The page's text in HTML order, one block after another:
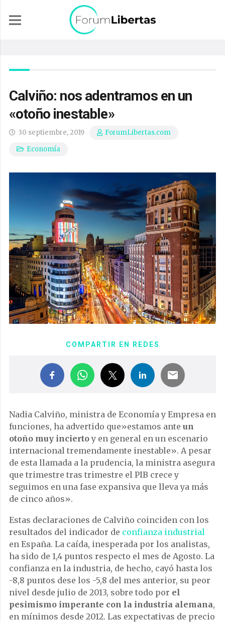
Calviño: nos adentramos en un
«otoño inestable»
30 septiembre, 2019
ForumLibertas.com
Economía
COMPARTIR EN REDES
Nadia Calviño, ministra de Economía y Empresa en
funciones, ha advertido que»estamos ante un
otoño muy inciertoy en general en un escenario
internacional tremendamente inestable». A pesar
de esta llamada a la prudencia, la ministra asegura
que trimestre tras trimestre el PIB crece y
seguimos en una fase expansiva que lleva ya más
de cinco años».
Estas declaraciones de Calviño coinciden con los
resultados del indicador de confianza industrial
en España. La caída, inesperada por los analistas,
ha sido de 1,4 puntos respecto el mes de Agosto. La
confianza en la industria, de hecho, cayó hasta los
-8,8 puntos dese los -5,8 del mes anterior, su peor
nivel desde julio de 2013, sobre todo por el
pesimismo imperante con la industria alemana,
en mínimos desde 2012. Las expectativas de precio